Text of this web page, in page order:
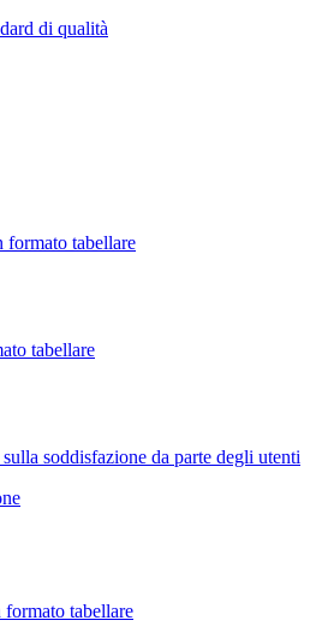
di qualità
tabellare
tabellare
soddisfazione da parte degli utenti
tabellare